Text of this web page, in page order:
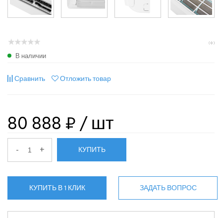
( 0 )
В наличии
Сравнить Отложить товар
80 888 ₽/ шт
- + КУПИТЬ
КУПИТЬ В 1 КЛИК ЗАДАТЬ ВОПРОС